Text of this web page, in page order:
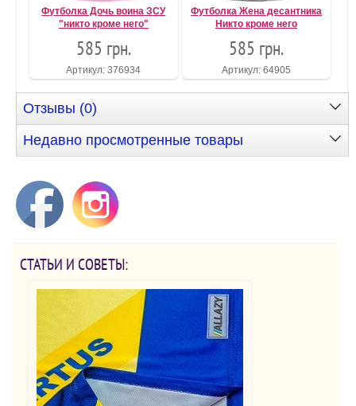
Футболка Дочь воина ЗСУ
"никто кроме него"
585 грн.
Артикул: 376934
Футболка Жена десантника
Никто кроме него
585 грн.
Артикул: 64905
Отзывы (0)
Недавно просмотренные товары
СТАТЬИ И СОВЕТЫ: